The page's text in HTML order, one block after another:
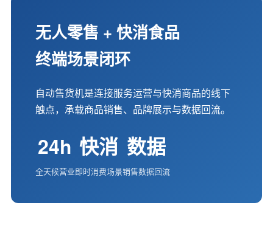
无人零售 + 快消食品
终端场景闭环
自动售货机是连接服务运营与快消商品的线下
触点，承载商品销售、品牌展示与数据回流。
24h
全天候营业
快消
即时消费场景
数据
销售数据回流